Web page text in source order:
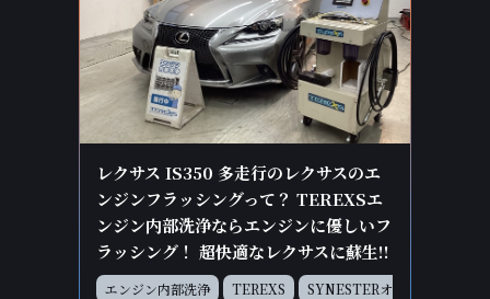
レクサス IS350 多走行のレクサスのエ
ンジンフラッシングって？ TEREXSエ
ンジン内部洗浄ならエンジンに優しいフ
ラッシング！ 超快適なレクサスに蘇生!!
エンジン内部洗浄 TEREXS
SYNESTERオ